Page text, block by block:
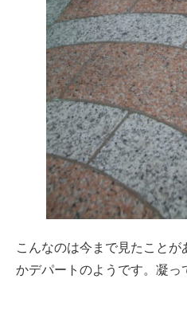
こんなのは今まで見たこと
かデパートのようです。凝っ